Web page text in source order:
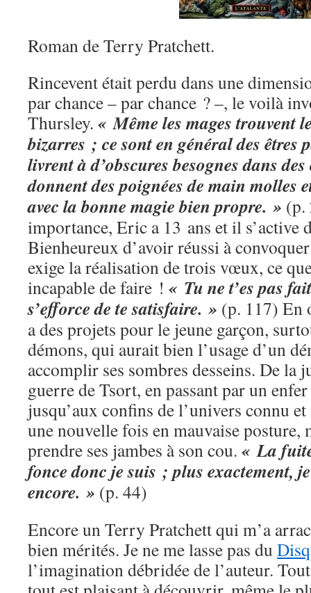
Roman de Terry Pratchett.
Rincevent était perdu dans une
par chance – par chance ? –, le voilà
Thursley. « Même les mages trouvent
bizarres ; ce sont en général des êtres
livrent à d’obscures besognes dans
donnent des poignées de main molles
avec la bonne magie bien propre. » (p.
importance, Eric a 13 ans et il s’active
Bienheureux d’avoir réussi à
exige la réalisation de trois vœux, ce
incapable de faire ! « Tu ne t’es pas
s’efforce de te satisfaire. » (p. 117) En
a des projets pour le jeune garçon,
démons, qui aurait bien l’usage d’un
accomplir ses sombres desseins. De la
guerre de Tsort, en passant par un
jusqu’aux confins de l’univers connu
une nouvelle fois en mauvaise posture,
prendre ses jambes à son cou. « La
fonce donc je suis ; plus exactement,
encore. » (p. 44)
Encore un Terry Pratchett qui m’a
bien mérités. Je ne me lasse pas du
l’imagination débridée de l’auteur.